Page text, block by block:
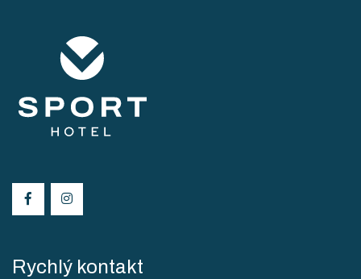
Rychlý kontakt